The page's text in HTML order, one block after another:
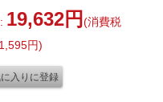
521-OT-DR-LL-BX
ークレッド）
イズ
19,632円 (消費税
円)